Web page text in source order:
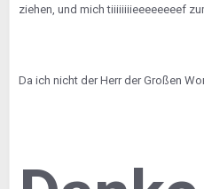
ziehen, und mich tiiiiiiiieeeeeeeef
Da ich nicht der Herr der Großen